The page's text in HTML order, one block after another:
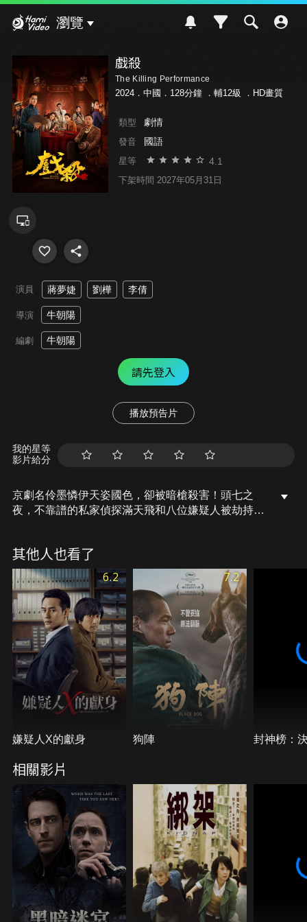
瀏覽
戲殺
The Killing Performance
2024．中國．128分鐘 ． 輔12級 ．HD畫質
類型 劇情
發音 國語
星等 4.1
下架時間 2027年05月31日
演員 蔣夢婕 劉樺 李倩
導演 牛朝陽
編劇 牛朝陽
請先登入
播放預告片
我的星等
影片給分
京劇名伶墨憐伊天姿國色，卻被暗槍殺害！頭七之
夜，不靠譜的私家偵探滿天飛和八位嫌疑人被劫持在
將現場所有人殺死，要祭獻墨憐伊亡魂的懸疑喜劇故
事。劇情走向撲朔迷離，每個人都各懷鬼胎，面具之
下皆隱藏著殺人動機，小小戲班卻翻湧著巨大殺機，
一場槍口下的劇本殺在致命遊戲中展開極限拉扯。
其他人也看了
6.2
嫌疑人X的獻身
7.2
狗陣 封神榜：
相關影片